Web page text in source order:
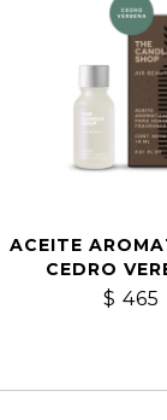
ACEITE
CEDRO
$ 465